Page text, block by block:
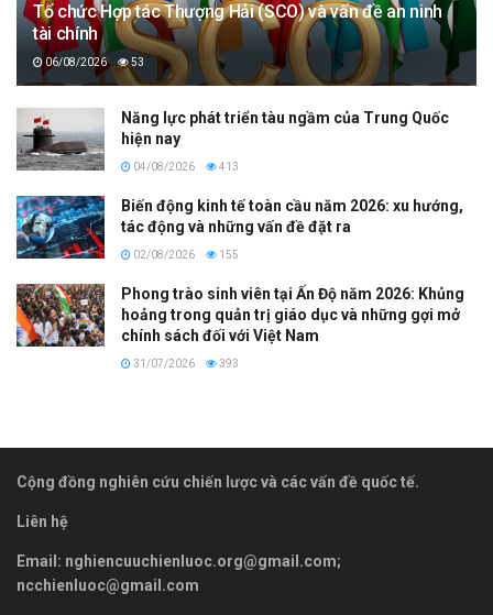
Tổ chức Hợp tác Thượng Hải (SCO) và vấn đề an ninh
tài chính
06/08/2026 53
Năng lực phát triển tàu ngầm của Trung Quốc
hiện nay
04/08/2026 413
Biến động kinh tế toàn cầu năm 2026: xu hướng,
tác động và những vấn đề đặt ra
02/08/2026 155
Phong trào sinh viên tại Ấn Độ năm 2026: Khủng
hoảng trong quản trị giáo dục và những gợi mở
chính sách đối với Việt Nam
31/07/2026 393
Cộng đồng nghiên cứu chiến lược và các vấn đề quốc tế.
Liên hệ
Email: nghiencuuchienluoc.org@gmail.com;
ncchienluoc@gmail.com